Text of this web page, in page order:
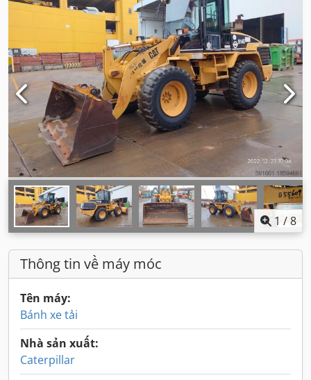
1 /8
Thông tin về máy móc
Tên máy:
Bánh xe tải
Nhà sản xuất:
Caterpillar